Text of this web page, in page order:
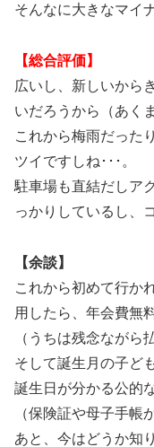
そんなに大きなマイ
【総合評価】
広いし、新しいから
いだろうから（あく
これから梅雨だった
ツイですしね･･･。
駐車場も直結だしア
っかりしているし、
【余談】
これから初めて行か
用したら、年会費無
（うちは残念ながら
そして誕生月の子ど
誕生日が分かる公的
（保険証や母子手帳
あと、今はどうか知